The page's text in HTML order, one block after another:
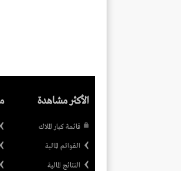
الأكثر مشاهدة
قائمة كبار الملاك
القوائم المالية
النتائج المالية